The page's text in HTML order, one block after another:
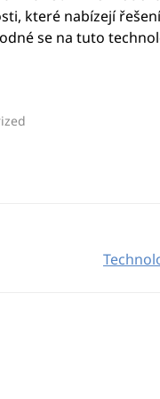
které nabízejí
se na tuto